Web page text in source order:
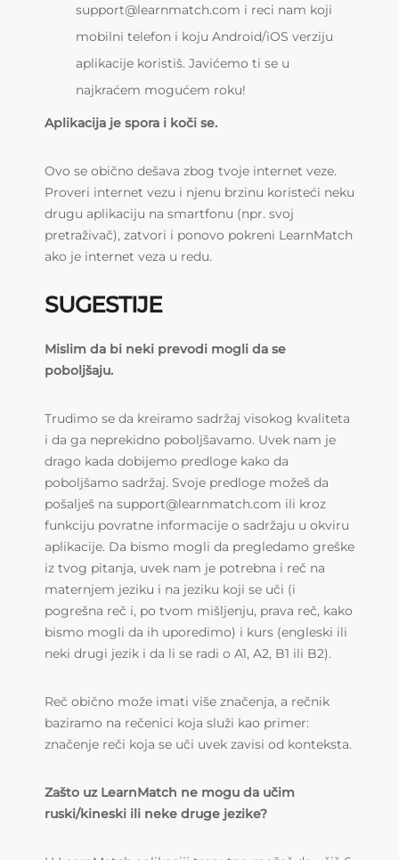
support@learnmatch.com i reci nam koji
mobilni telefon i koju Android/iOS verziju
aplikacije koristiš. Javićemo ti se u
najkraćem mogućem roku!
Aplikacija je spora i koči se.
Ovo se obično dešava zbog tvoje internet veze.
Proveri internet vezu i njenu brzinu koristeći neku
drugu aplikaciju na smartfonu (npr. svoj
pretraživač), zatvori i ponovo pokreni LearnMatch
ako je internet veza u redu.
SUGESTIJE
Mislim da bi neki prevodi mogli da se
poboljšaju.
Trudimo se da kreiramo sadržaj visokog kvaliteta
i da ga neprekidno poboljšavamo. Uvek nam je
drago kada dobijemo predloge kako da
poboljšamo sadržaj. Svoje predloge možeš da
pošalješ na support@learnmatch.com ili kroz
funkciju povratne informacije o sadržaju u okviru
aplikacije. Da bismo mogli da pregledamo greške
iz tvog pitanja, uvek nam je potrebna i reč na
maternjem jeziku i na jeziku koji se uči (i
pogrešna reč i, po tvom mišljenju, prava reč, kako
bismo mogli da ih uporedimo) i kurs (engleski ili
neki drugi jezik i da li se radi o A1, A2, B1 ili B2).
Reč obično može imati više značenja, a rečnik
baziramo na rečenici koja služi kao primer:
značenje reči koja se uči uvek zavisi od konteksta.
Zašto uz LearnMatch ne mogu da učim
ruski/kineski ili neke druge jezike?